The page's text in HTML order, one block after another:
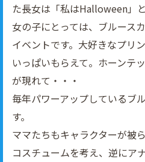
た長女は「私はHalloween」と
女の子にとっては、ブルース
イベントです。大好きなプリ
いっぱいもらえて。ホーンテ
が現れて・・・
毎年パワーアップしているブ
す。
ママたちもキャラクターが被
コスチュームを考え、逆にア